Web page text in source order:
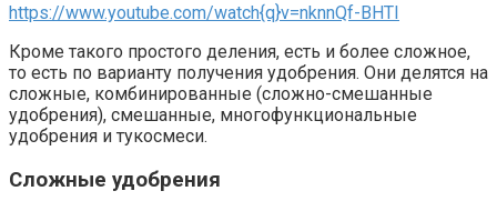
https://www.youtube.com/watch{q}v=nknnQf-BHTI
Кроме такого простого деления, есть и более сложное,
то есть по варианту получения удобрения. Они делятся на
сложные, комбинированные (сложно-смешанные
удобрения), смешанные, многофункциональные
удобрения и тукосмеси.
Сложные удобрения